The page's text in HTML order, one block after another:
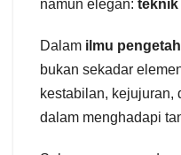
namun elegan: teknik
Dalam ilmu
bukan sekadar
kestabilan, kejujuran,
dalam menghadapi